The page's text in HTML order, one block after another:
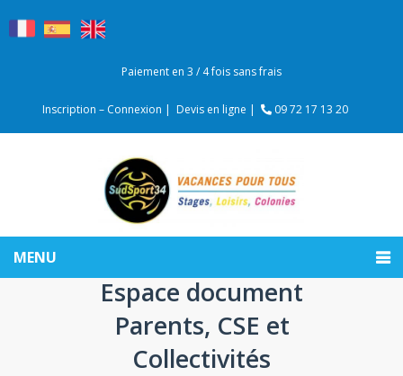
Paiement en 3 / 4 fois sans frais
Inscription – Connexion | Devis en ligne | 09 72 17 13 20
MENU
Espace document
Parents, CSE et
Collectivités